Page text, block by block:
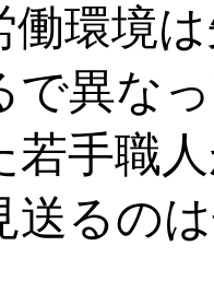
働環境
で異な
若手職
送るの